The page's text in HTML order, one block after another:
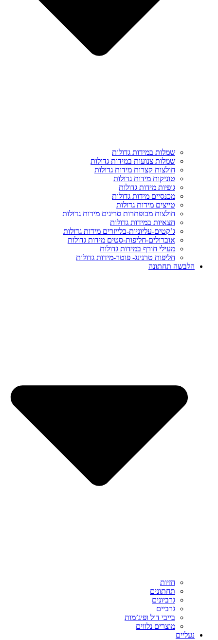
שמלות במידות גדולות
שמלות צנועות במידות גדולות
חולצות קצרות מידות גדולות
טוניקות מידות גדולות
גופיות מידות גדולות
מכנסיים מידות גדולות
טייצים מידות גדולות
חולצות מכופתרות סריגים מידות גדולות
חצאיות במידות גדולות
ג’קטים-עליוניות-בלייזרים מידות גדולות
אוברולים-חליפות-סטים מידות גדולות
מעילי חורף במידות גדולות
חליפות טרנינג- פוטר-מידות גדולות
הלבשה תחתונה
חזיות
תחתונים
גרביונים
גרביים
בייבי דול ופיג’מות
מוצרים נלווים
נעליים